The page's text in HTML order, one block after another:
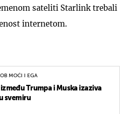
sateliti Starlink trebali
internetom.
MOĆI I EGA
između Trumpa i Muska izaziva
svemiru